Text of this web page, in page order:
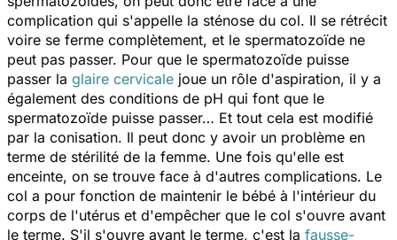
complication qui s'appelle la sténose du col. Il se rétrécit
voire se ferme complètement, et le spermatozoïde ne
peut pas passer. Pour que le spermatozoïde puisse
passer la glaire cervicale joue un rôle d'aspiration, il y a
également des conditions de pH qui font que le
spermatozoïde puisse passer… Et tout cela est modifié
par la conisation. Il peut donc y avoir un problème en
terme de stérilité de la femme. Une fois qu'elle est
enceinte, on se trouve face à d'autres complications. Le
col a pour fonction de maintenir le bébé à l'intérieur du
corps de l'utérus et d'empêcher que le col s'ouvre avant
le terme. S'il s'ouvre avant le terme, c'est la fausse-